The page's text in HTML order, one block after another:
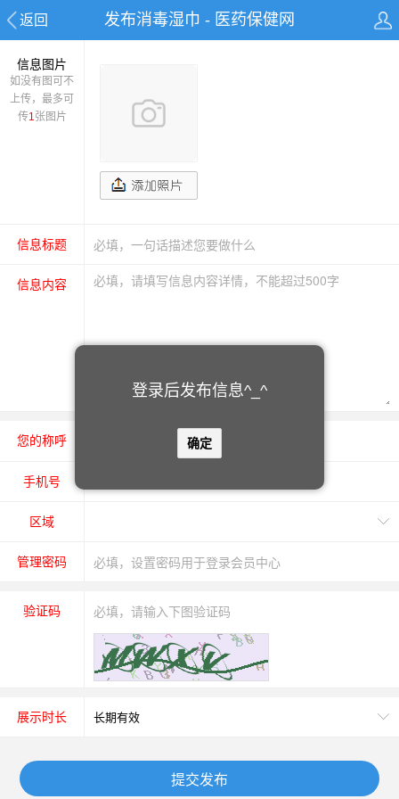
登录后发布信息^_^
确定
返回 发布消毒湿巾 - 医药保健网
信息图片
如没有图可不
上传，最多可
传1张图片
信息标题
信息内容
您的称呼 女士
手机号
区域
管理密码
验证码
展示时长
提交发布